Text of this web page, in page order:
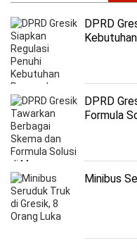
DPRD
DPRD
Formula
Minibus